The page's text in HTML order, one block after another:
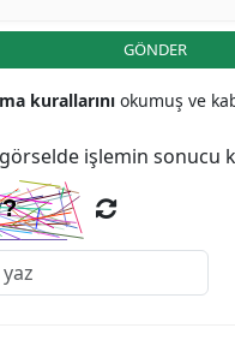
GÖNDER
kurallarını okumuş ve
işlemin sonucu